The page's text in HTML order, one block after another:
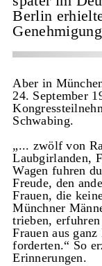
Berlin
Aber in
24. September
Schwabing.
„... zwölf von
Laubgirlanden,
Wagen fuhren
Freude, den
Frauen, die
Münchner
trieben,
Frauen aus
forderten.“ So
Erinnerungen.